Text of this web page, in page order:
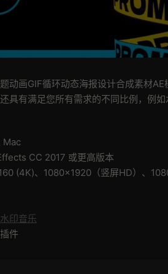
动画GIF循环动态海报设计合成素材
具有满足您所有需求的不同比例，例
Mac
CC 2017 或更高版本
(4K)、1080×1920（竖屏HD）、
印音乐
件